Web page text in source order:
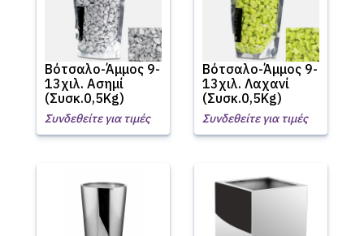
Βότσαλο-Άμμος 9-
13χιλ. Ασημί
(Συσκ.0,5Kg)
Συνδεθείτε για τιμές
Βότσαλο-Άμμος 9-
13χιλ. Λαχανί
(Συσκ.0,5Kg)
Συνδεθείτε για τιμές